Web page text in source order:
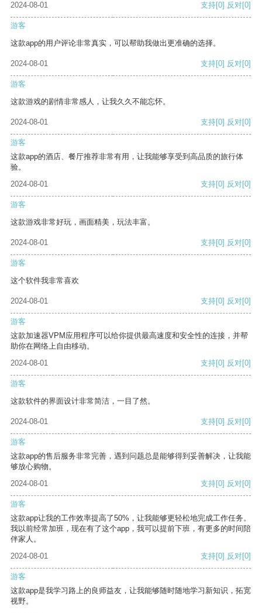
2024-08-01 支持[0] 反对[0]
游客
这款app的用户评论非常真实，可以帮助我做出更准确的选择。
2024-08-01 支持[0] 反对[0]
游客
这款游戏的剧情非常感人，让我久久不能忘怀。
2024-08-01 支持[0] 反对[0]
游客
这款app的酒店、餐厅推荐非常有用，让我能够享受到高品质的旅行体
验。
2024-08-01
支持[0] 反对[0]
游客
这款游戏非常好玩，画面精美，玩法丰富。
2024-08-01 支持[0] 反对[0]
游客
这个软件我非常喜欢
2024-08-01 支持[0] 反对[0]
游客
这款加速器VPM应用程序可以给你提供最高速度和安全性的连接，并帮
助你在网络上自由移动。
2024-08-01
支持[0] 反对[0]
游客
这款软件的界面设计非常简洁，一目了然。
2024-08-01 支持[0] 反对[0]
游客
这款app的售后服务非常完善，遇到问题总是能够得到妥善解决，让我能
够放心购物。
2024-08-01
支持[0] 反对[0]
游客
这款app让我的工作效率提高了50%，让我能够更轻松地完成工作任务。
我以前经常加班，现在有了这个app，我可以提前下班，有更多的时间陪
伴家人。
2024-08-01
支持[0] 反对[0]
游客
这款app是我学习路上的良师益友，让我能够随时随地学习新知识，拓宽
视野。